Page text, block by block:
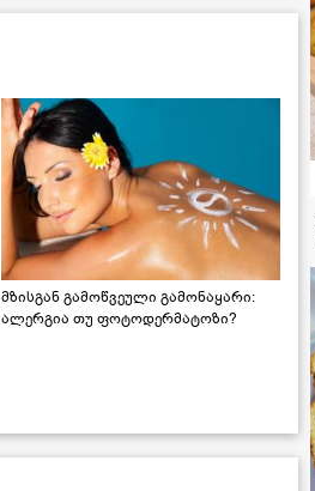
მზისგან გამოწვეული გამონაყარი:
ალერგია თუ ფოტოდერმატოზი?